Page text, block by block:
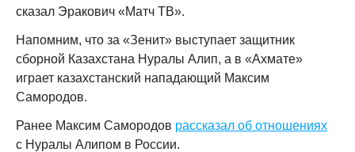
сказал Эракович «Матч ТВ».
Напомним, что за «Зенит» выступает защитник
сборной Казахстана Нуралы Алип, а в «Ахмате»
играет казахстанский нападающий Максим
Самородов.
Ранее Максим Самородов рассказал об отношениях
с Нуралы Алипом в России.